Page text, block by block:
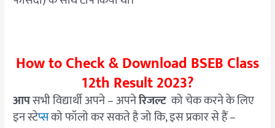
How to Check & Download BSEB Class
12th Result 2023?
आपसभी विद्यार्थी अपने – अपनेरिजल्ट को चेक करने के लिए
इन स्टेप्सको फॉलो कर सकते है जो कि, इस प्रकार से हैं –